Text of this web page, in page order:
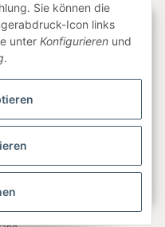
Sie können die
Icon links
unter Konfigurieren und
.